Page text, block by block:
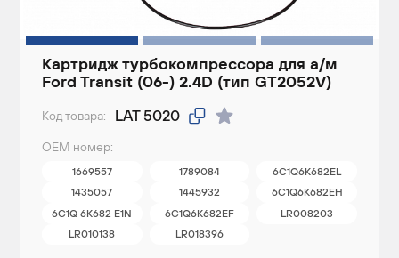
Картридж турбокомпрессора для а/м
Ford Transit (06-) 2.4D (тип GT2052V)
Код товара: LAT 5020
ОЕМ номер:
1669557 1789084
6C1Q6K682EL
1435057
1445932
6C1Q6K682EH
6C1Q 6K682 E1N
6C1Q6K682EF
LR008203
LR010138
LR018396